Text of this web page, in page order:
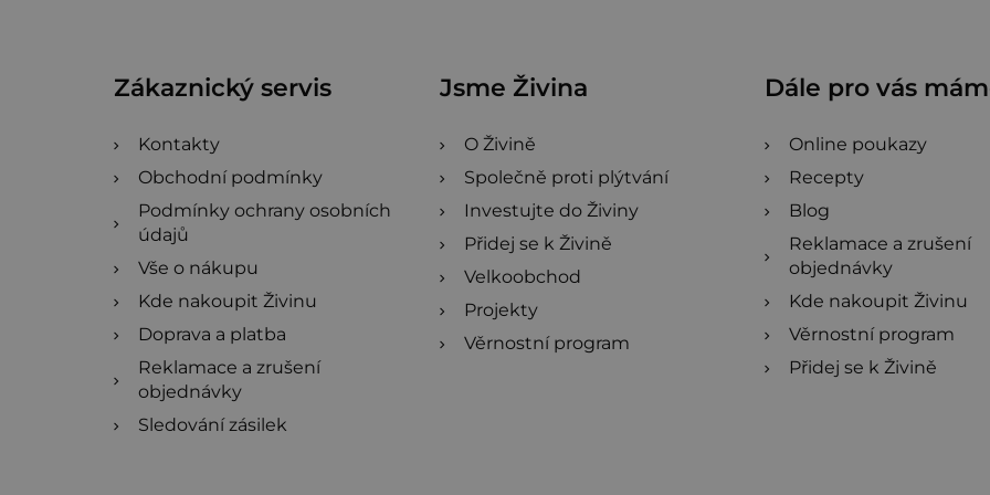
Zákaznický servis
Kontakty
Obchodní podmínky
Podmínky ochrany osobních
údajů
Vše o nákupu
Kde nakoupit Živinu
Doprava a platba
Reklamace a zrušení
objednávky
Sledování zásilek
Jsme Živina
O Živině
Společně proti plýtvání
Investujte do Živiny
Přidej se k Živině
Velkoobchod
Projekty
Věrnostní program
Dále pro vás
Online poukazy
Recepty
Blog
Reklamace a zrušení
objednávky
Kde nakoupit Živinu
Věrnostní program
Přidej se k Živině